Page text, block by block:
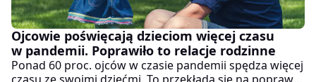
Ojcowie poświęcają dzieciom więcej czasu
w pandemii. Poprawiło to relacje rodzinne
Ponad 60 proc. ojców w czasie pandemii spędza więcej